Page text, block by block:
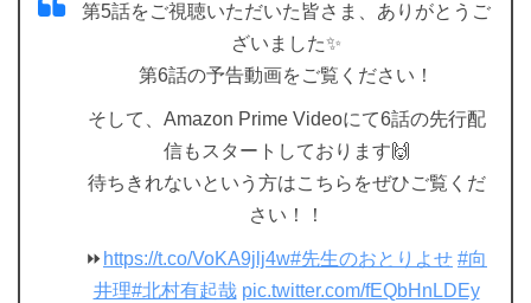
第5話をご視聴いただいた皆さま、ありがとうご
ざいました✨
第6話の予告動画をご覧ください！
そして、Amazon Prime Videoにて6話の先行配
信もスタートしております🙌
待ちきれないという方はこちらをぜひご覧くだ
さい！！
⏩ https://t.co/VoKA9jlj4w#先生のおとりよせ #向
井理#北村有起哉 pic.twitter.com/fEQbHnLDEy